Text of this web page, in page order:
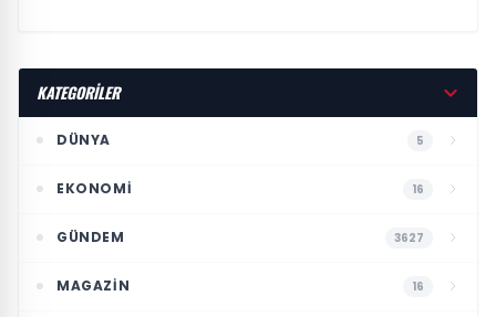
KATEGORİLER
DÜNYA 5
EKONOMI 16
GÜNDEM 3627
MAGAZIN 16